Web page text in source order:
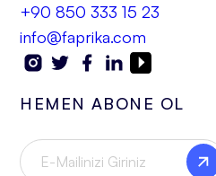
+90 850 333 15 23
info@faprika.com
HEMEN ABONE OL